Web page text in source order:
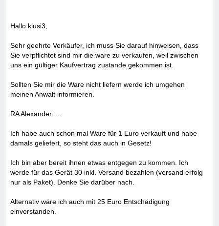
Hallo klusi3,
Sehr geehrte Verkäufer, ich muss Sie darauf hinweisen, dass
Sie verpflichtet sind mir die ware zu verkaufen, weil zwischen
uns ein gültiger Kaufvertrag zustande gekommen ist.
Sollten Sie mir die Ware nicht liefern werde ich umgehen
meinen Anwalt informieren.
RA Alexander ...
Ich habe auch schon mal Ware für 1 Euro verkauft und habe
damals geliefert, so steht das auch in Gesetz!
Ich bin aber bereit ihnen etwas entgegen zu kommen. Ich
werde für das Gerät 30 inkl. Versand bezahlen (versand erfolg
nur als Paket). Denke Sie darüber nach.
Alternativ wäre ich auch mit 25 Euro Entschädigung
einverstanden.